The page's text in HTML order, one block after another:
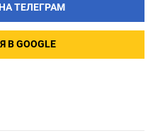
ТЕЛЕГРАМ
GOOGLE